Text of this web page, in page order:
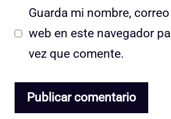
Guarda mi nombre,
web en este navegador
vez que comente.